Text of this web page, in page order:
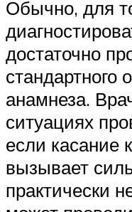
Обычно, для
достаточно
стандартного
анамнеза.
ситуациях
если касание
вызывает
практически